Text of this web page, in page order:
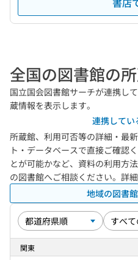
全国の図書館の
国立国会図書館サーチが連携し
蔵情報を表示します。
連携してい
所蔵館、利用可否等の詳細・最
ト・データベースで直接ご確認
とが可能かなど、資料の利用方
の図書館へご相談ください。詳
地域の図書
関東